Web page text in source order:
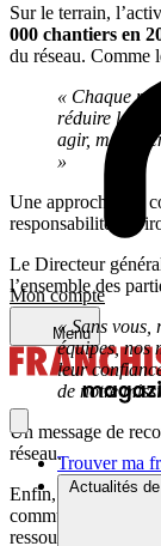
Mon compte
Menu
Trouver ma
Actualités
Sur le terrain,
000 chantiers en
du réseau. Comme
« Chaque
réduire la
agir,
»
Une approche qui
responsabilité
Le Directeur
l’ensemble des
« Sans vous,
équipes, nos
leur
de notre
Un message de
réseau.
Enfin, Nicolas
communauté
ressourcer avant